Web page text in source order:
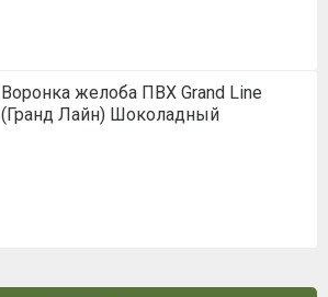
Воронка желоба ПВХ Grand Line
(Гранд Лайн) Шоколадный